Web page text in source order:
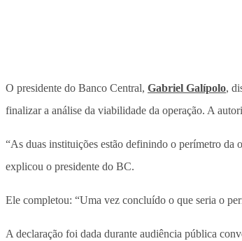
O presidente do Banco Central, Gabriel Galípolo,
finalizar a análise da viabilidade da operação. A
“As duas instituições estão definindo o perímetro da
explicou o presidente do BC.
Ele completou: “Uma vez concluído o que seria o
A declaração foi dada durante audiência pública